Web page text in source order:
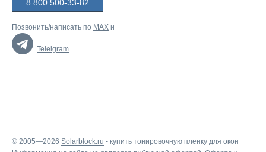
8 800 500-33-82
Позвонить/написать по MAX и
Telelgram
© 2005—2026 Solarblock.ru - купить тонировочную пленку для окон